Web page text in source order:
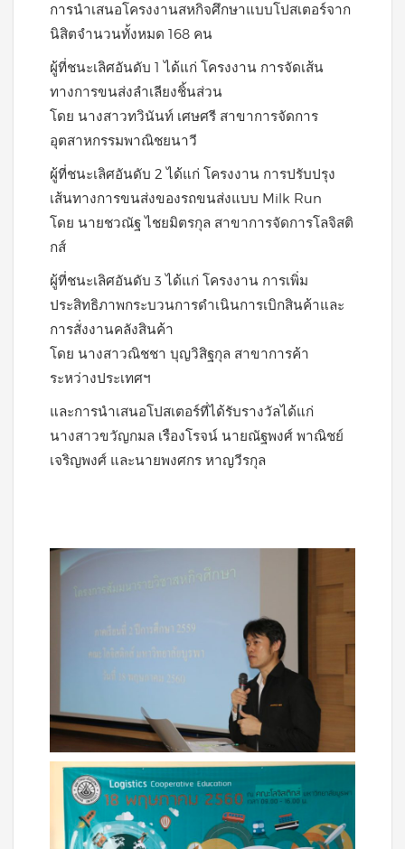
การนำเสนอโครงงานสหกิจศึกษาแบบโปสเตอร์จาก
นิสิตจำนวนทั้งหมด 168 คน
ผู้ที่ชนะเลิศอันดับ 1 ได้แก่ โครงงาน การจัดเส้น
ทางการขนส่งลำเลียงชิ้นส่วน
โดย นางสาวทวินันท์ เศษศรี สาขาการจัดการ
อุตสาหกรรมพาณิชยนาวี
ผู้ที่ชนะเลิศอันดับ 2 ได้แก่ โครงงาน การปรับปรุง
เส้นทางการขนส่งของรถขนส่งแบบ Milk Run
โดย นายชวณัฐ ไชยมิตรกุล สาขาการจัดการโลจิสติ
กส์
ผู้ที่ชนะเลิศอันดับ 3 ได้แก่ โครงงาน การเพิ่ม
ประสิทธิภาพกระบวนการดำเนินการเบิกสินค้าและ
การสั่งงานคลังสินค้า
โดย นางสาวณิชชา บุญวิสิฐกุล สาขาการค้า
ระหว่างประเทศฯ
และการนำเสนอโปสเตอร์ที่ได้รับรางวัลได้แก่
นางสาวขวัญกมล เรืองโรจน์ นายณัฐพงศ์ พาณิชย์
เจริญพงศ์ และนายพงศกร หาญวีรกุล